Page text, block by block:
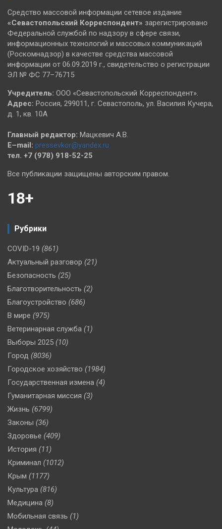
Средство массовой информации сетевое издание
«Севастопольский Корреспондент» зарегистрировано
Федеральной службой по надзору в сфере связи,
информационных технологий и массовых коммуникаций
(Роскомнадзор) в качестве средства массовой
информации от 06.09.2019 г., свидетельство о регистрации
ЭЛ № ФС 77–76715
Учредитель: ООО «Севастопольский Корреспондент».
Адрес: Россия, 299011, г. Севастополь, ул. Василия Кучера,
д. 1, кв. 10А
Главный редактор: Мацкевич А.В.
E–mail: pressevkor@yandex.ru
тел. +7 (978) 918-52-25
Все публикации защищены авторским правом.
18+
Рубрики
COVID-19 (861)
Актуальный разговор (21)
Безопасность (25)
Благотворительность (2)
Благоустройство (686)
В мире (975)
Ветеринарная служба (1)
Выборы 2025 (10)
Город (8036)
Городское хозяйство (1984)
Государственная измена (4)
Гуманитарная миссия (3)
Жизнь (6799)
Законы (36)
Здоровье (409)
История (11)
Криминал (1012)
Крым (1177)
Культура (816)
Медицина (8)
Мобильная связь (1)